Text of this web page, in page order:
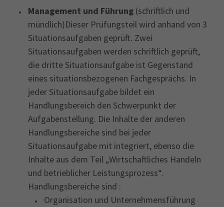
Management und Führung (schriftlich und
mündlich)Dieser Prüfungsteil wird anhand von 3
Situationsaufgaben geprüft. Zwei
Situationsaufgaben werden schriftlich geprüft,
die dritte Situationsaufgabe ist Gegenstand
eines situationsbezogenen Fachgesprächs. In
jeder Situationsaufgabe bildet ein
Handlungsbereich den Schwerpunkt der
Aufgabenstellung. Die Inhalte der anderen
Handlungsbereiche sind bei jeder
Situationsaufgabe mit integriert, ebenso die
Inhalte aus dem Teil „Wirtschaftliches Handeln
und betrieblicher Leistungsprozess“.
Handlungsbereiche sind :
Organisation und Unternehmensführung